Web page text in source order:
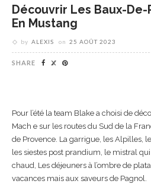
Découvrir Les Baux-
En Mustang
by ALEXIS on 25 AOÛT 2023
SHARE
Pour l’été la team Blake a choisi de
Mach e sur les routes du Sud de la
de Provence. La garrigue, les Alpilles,
les siestes post prandium, le mistral
chaud, Les déjeuners à l’ombre de
vacances mais aux saveurs de Pagnol.